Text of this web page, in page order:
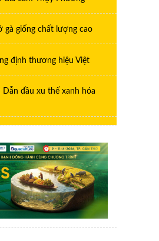
gà giống chất lượng cao
định thương hiệu Việt
Dẫn đầu xu thế xanh hóa